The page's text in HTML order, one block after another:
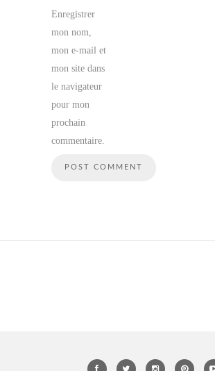
Enregistrer
mon nom,
mon e-mail et
mon site dans
le navigateur
pour mon
prochain
commentaire.